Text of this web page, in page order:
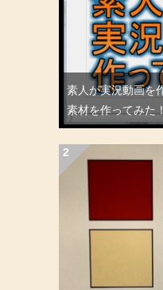
素人が実況動画を
素材を作ってみた